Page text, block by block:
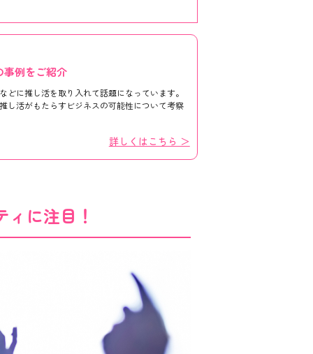
例をご紹介
に推し活を取り入れて話題になっています。
し活がもたらすビジネスの可能性について考察
詳しくはこちら ＞
に注目！